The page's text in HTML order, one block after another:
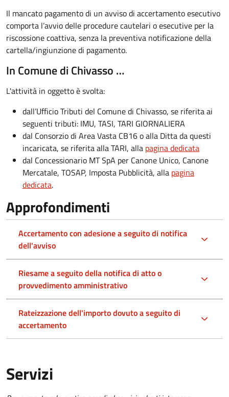
Il mancato pagamento di un avviso di accertamento esecutivo
comporta l’avvio delle procedure cautelari o esecutive per la
riscossione coattiva, senza la preventiva notificazione della
cartella/ingiunzione di pagamento.
In Comune di Chivasso …
L'attività in oggetto è svolta:
dall’Ufficio Tributi del Comune di Chivasso, se riferita ai
seguenti tributi: IMU, TASI, TARI GIORNALIERA
dal Consorzio di Area Vasta CB16 o alla Ditta da questi
incaricata, se riferita alla TARI, alla pagina dedicata
dal Concessionario MT SpA per Canone Unico, Canone
Mercatale, TOSAP, Imposta Pubblicità, alla pagina
dedicata.
Approfondimenti
Accertamento con adesione a seguito di notifica
dell'avviso
Riesame a seguito della notifica di atto o
provvedimento amministrativo
Rateizzazione dell'importo dovuto a seguito di
accertamento
Servizi